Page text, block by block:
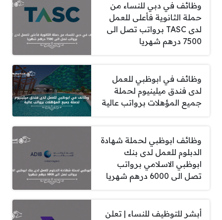
وظائف في دبي للنساء من
حملة الثانوية فأعلى للعمل
لدى TASC برواتب تصل الى
7500 درهم شهريا
وظائف في ابوظبي للعمل
لدى فندق ميلينيوم لحملة
جميع المؤهلات برواتب عالية
وظائف ابوظبي لحملة شهادة
الدبلوم للعمل لدى بنك
ابوظبي الاسلامي برواتب
تصل الى 6000 درهم شهريا
أبشر للتوظيف للنساء | تعلن